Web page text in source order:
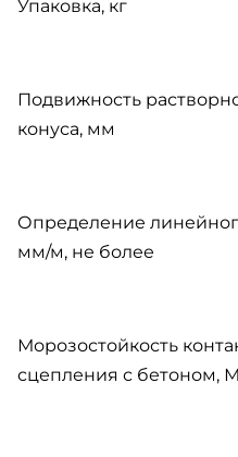
Упаковка, кг
Подвижность
конуса, мм
Определение
мм/м, не более
Морозостойкость
сцепления с бетоном,